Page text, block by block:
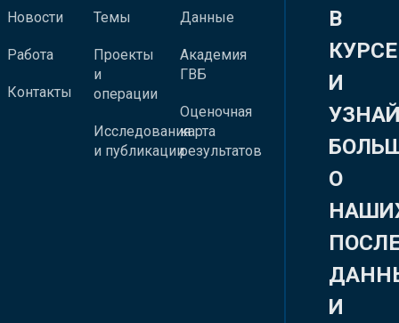
Новости
Работа
Контакты
Темы
Проекты
и
операции
Исследования
и публикации
Данные
Академия
ГВБ
Оценочная
карта
результатов
В
КУРСЕ
И
О
И